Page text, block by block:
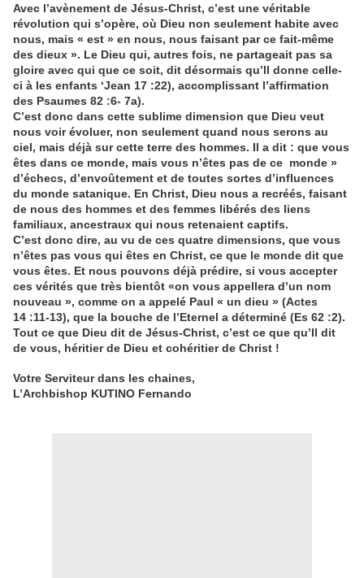
Avec l’avènement de Jésus-Christ, c’est une véritable
révolution qui s’opère, où Dieu non seulement habite avec
nous, mais « est » en nous, nous faisant par ce fait-même
des dieux ». Le Dieu qui, autres fois, ne partageait pas sa
gloire avec qui que ce soit, dit désormais qu’Il donne celle-
ci à les enfants ‘Jean 17 :22), accomplissant l’affirmation
des Psaumes 82 :6- 7a).
C’est donc dans cette sublime dimension que Dieu veut
nous voir évoluer, non seulement quand nous serons au
ciel, mais déjà sur cette terre des hommes. Il a dit : que vous
êtes dans ce monde, mais vous n’êtes pas de ce monde »
d’échecs, d’envoûtement et de toutes sortes d’influences
du monde satanique. En Christ, Dieu nous a recréés, faisant
de nous des hommes et des femmes libérés des liens
familiaux, ancestraux qui nous retenaient captifs.
C’est donc dire, au vu de ces quatre dimensions, que vous
n’êtes pas vous qui êtes en Christ, ce que le monde dit que
vous êtes. Et nous pouvons déjà prédire, si vous accepter
ces vérités que très bientôt «on vous appellera d’un nom
nouveau », comme on a appelé Paul « un dieu » (Actes
14 :11-13), que la bouche de l’Eternel a déterminé (Es 62 :2).
Tout ce que Dieu dit de Jésus-Christ, c’est ce que qu’Il dit
de vous, héritier de Dieu et cohéritier de Christ !
Votre Serviteur dans les chaines,
L’Archbishop KUTINO Fernando